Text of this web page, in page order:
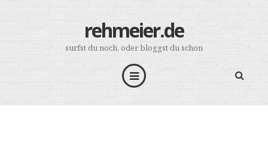
rehmeier.de
surfst du noch, oder bloggst du schon